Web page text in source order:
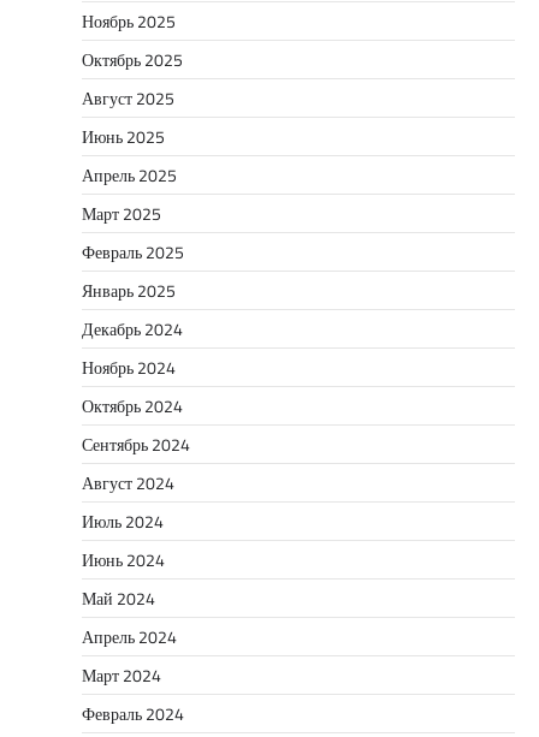
Ноябрь 2025
Октябрь 2025
Август 2025
Июнь 2025
Апрель 2025
Март 2025
Февраль 2025
Январь 2025
Декабрь 2024
Ноябрь 2024
Октябрь 2024
Сентябрь 2024
Август 2024
Июль 2024
Июнь 2024
Май 2024
Апрель 2024
Март 2024
Февраль 2024